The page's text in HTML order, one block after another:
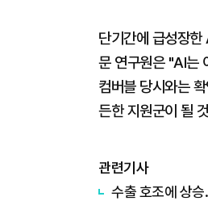
단기간에 급성장
문 연구원은 "AI는
컴버블 당시와는
든한 지원군이 될
관련기사
수출 호조에 상